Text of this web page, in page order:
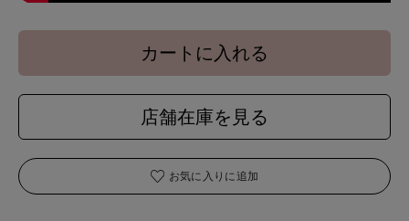
カートに入れる
店舗在庫を見る
お気に入りに追加